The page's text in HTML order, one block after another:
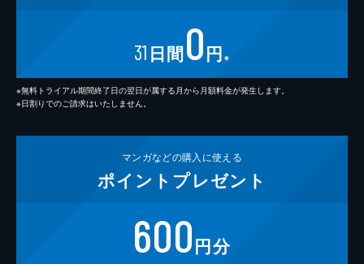
31 日間0円 ※
※無料トライアル期間終了日の翌日が属する月から月額料金が発生します。
※日割りでのご請求はいたしません。
マンガなどの購入に使える
ポイント プレゼント
600円分